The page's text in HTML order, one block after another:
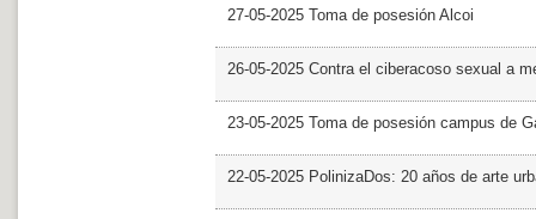
27-05-2025 Toma de posesión Alcoi
26-05-2025 Contra el ciberacoso sexual a
23-05-2025 Toma de posesión campus de
22-05-2025 PolinizaDos: 20 años de arte